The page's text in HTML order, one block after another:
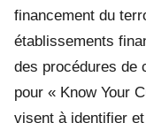
financement du
établissements
des procédures de
pour « Know Your
visent à identifier